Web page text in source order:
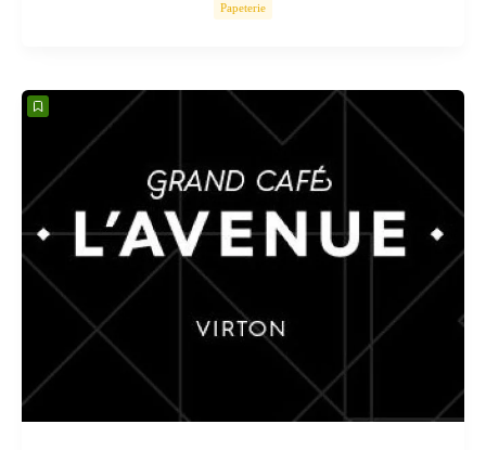
Papeterie